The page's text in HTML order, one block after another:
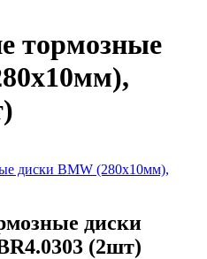
тормозные
диски BMW (280x10мм),
диски
(2шт)